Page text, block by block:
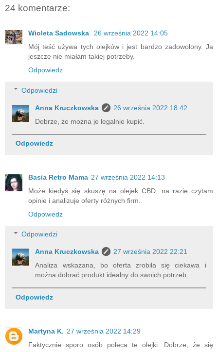
24 komentarze:
Wioleta Sadowska
26 września 2022 14:05
Mój teść używa tych olejków i jest bardzo zadowolony. Ja
jeszcze nie miałam takiej potrzeby.
Odpowiedz
Odpowiedzi
Anna Kruczkowska
26 września 2022 18:42
Dobrze, że można je legalnie kupić.
Odpowiedz
Basia Retro Mama 27 września 2022 14:13
Może kiedyś się skuszę na olejek CBD, na razie czytam
opinie i analizuje oferty różnych firm.
Odpowiedz
Odpowiedzi
Anna Kruczkowska
27 września 2022 22:21
Analiza wskazana, bo oferta zrobiła się ciekawa i
można dobrać produkt idealny do swoich potrzeb.
Odpowiedz
Martyna K. 27 września 2022 14:29
Faktycznie sporo osób poleca te olejki. Dobrze, że się